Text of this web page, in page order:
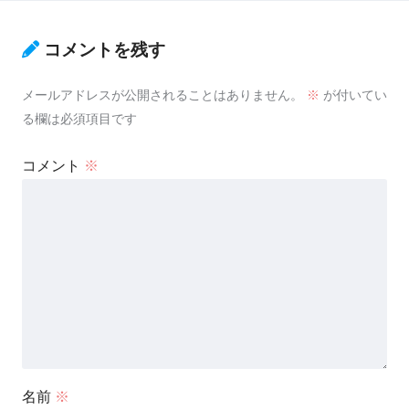
コメントを残す
メールアドレスが公開されることはありません。 ※ が付いてい
る欄は必須項目です
コメント ※
名前 ※